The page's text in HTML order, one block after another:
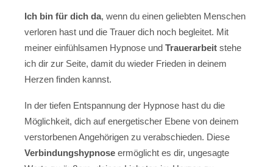
Ich bin für dich da, wenn du einen geliebten Menschen
verloren hast und die Trauer dich noch begleitet. Mit
meiner einfühlsamen Hypnose und Trauerarbeit stehe
ich dir zur Seite, damit du wieder Frieden in deinem
Herzen finden kannst.
In der tiefen Entspannung der Hypnose hast du die
Möglichkeit, dich auf energetischer Ebene von deinem
verstorbenen Angehörigen zu verabschieden. Diese
Verbindungshypnose ermöglicht es dir, ungesagte